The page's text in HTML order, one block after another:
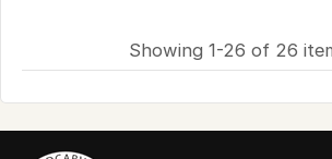
Showing 1-26 of 26